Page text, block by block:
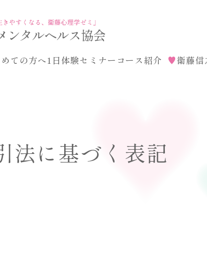
ての方へ1日体験セミナー コース紹介 ♥衛藤
法に基づく表記